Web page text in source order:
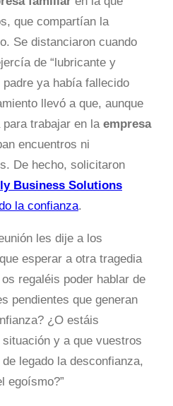
que compartían la
Se distanciaron cuando
de “lubricante y
padre ya había fallecido
llevó a que, aunque
trabajar en la empresa
encuentros ni
De hecho, solicitaron
Business Solutions
la confianza.
les dije a los
esperar a otra tragedia
regaléis poder hablar de
pendientes que generan
¿O estáis
y a que vuestros
legado la desconfianza,
egoísmo?”